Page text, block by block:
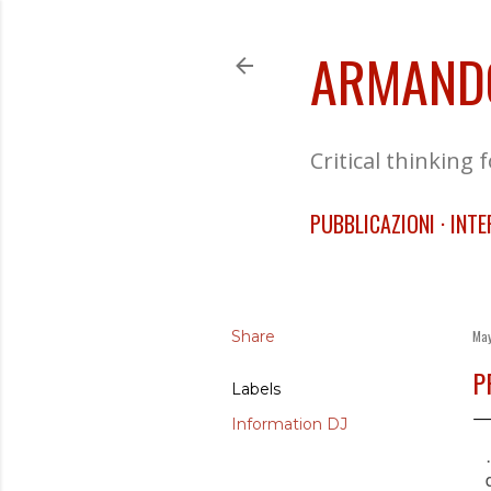
Critical thinking
PUBBLICAZIONI
Share
Labels
Information DJ